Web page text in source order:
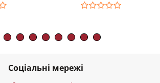
Соціальні мережі